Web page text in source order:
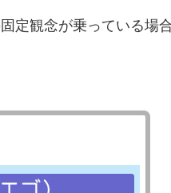
定観念が乗っている場